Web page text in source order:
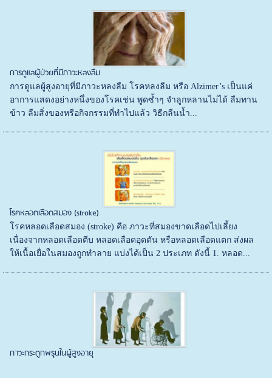
การดูแลผู้ป่วยที่มีภาวะหลงลืม
การดูแลผู้สูงอายุที่มีภาวะหลงลืม โรคหลงลืม หรือ Alzimer’s เป็นแค่
อาการแสดงอย่างหนึ่งของโรคเช่น พูดซ้ำๆ จำลูกหลานไม่ได้ ลืมทาน
ข้าว ลืมสิ่งของหรือกิจกรรมที่ทำไปแล้ว วิธีกลืนน้ำ...
โรคหลอดเลือดสมอง (stroke)
โรคหลอดเลือดสมอง (stroke) คือ ภาวะที่สมองขาดเลือดไปเลี้ยง
เนื่องจากหลอดเลือดตีบ หลอดเลือดอุดตัน หรือหลอดเลือดแตก ส่งผล
ให้เนื้อเยื่อในสมองถูกทำลาย แบ่งได้เป็น 2 ประเภท ดังนี้ 1. หลอด...
ภาวะกระดูกพรุนในผู้สูงอายุ